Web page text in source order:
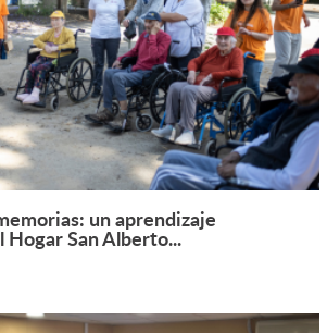
un aprendizaje
San Alberto...